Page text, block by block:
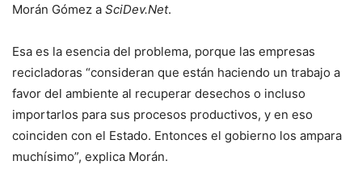
Morán Gómez a SciDev.Net.
Esa es la esencia del problema, porque las empresas
recicladoras “consideran que están haciendo un trabajo a
favor del ambiente al recuperar desechos o incluso
importarlos para sus procesos productivos, y en eso
coinciden con el Estado. Entonces el gobierno los ampara
muchísimo”, explica Morán.